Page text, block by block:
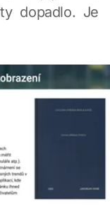
dopadlo. Je